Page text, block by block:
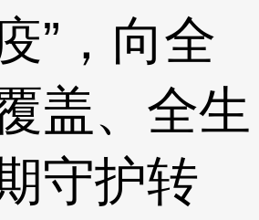
”，向全
盖、全生
守护转